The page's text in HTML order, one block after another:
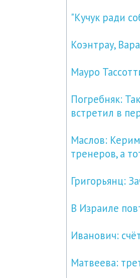
"Кучук ради
Коэнтрау,
Мауро
Погребняк:
встретил в
Маслов:
тренеров, а
Григорьянц:
В Израиле
Иванович:
Матвеева: